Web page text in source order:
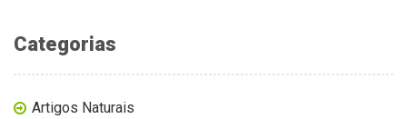
Categorias
Artigos Naturais